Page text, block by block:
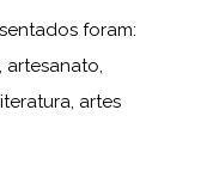
foram:
artes